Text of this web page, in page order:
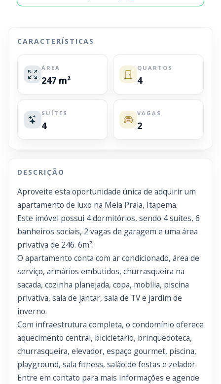
CARACTERÍSTICAS
ÁREA
247 m²
QUARTOS
4
SUÍTES
4
VAGAS
2
DESCRIÇÃO
Aproveite esta oportunidade única de adquirir um
apartamento de luxo na Meia Praia, Itapema.
Este imóvel possui 4 dormitórios, sendo 4 suítes, 6
banheiros sociais, 2 vagas de garagem e uma área
privativa de 246. 6m².
O apartamento conta com ar condicionado, área de
serviço, armários embutidos, churrasqueira na
sacada, cozinha planejada, copa, mobília, piscina
privativa, sala de jantar, sala de TV e jardim de
inverno.
Com infraestrutura completa, o condomínio oferece
aquecimento central, bicicletário, brinquedoteca,
churrasqueira, elevador, espaço gourmet, piscina,
playground, sala fitness, salão de festas e zelador.
Entre em contato para mais informações e agende